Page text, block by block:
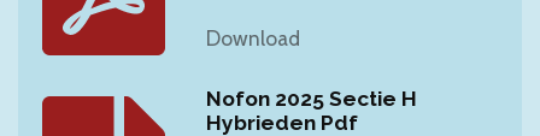
Download
Nofon 2025 Sectie H
Hybrieden Pdf